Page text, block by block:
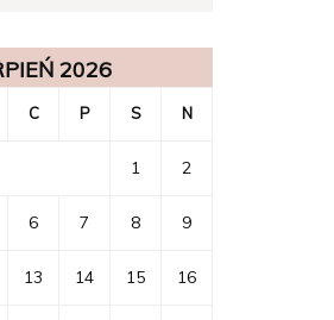
2026
C P S N
1 2
6 7 8 9
13 14 15 16